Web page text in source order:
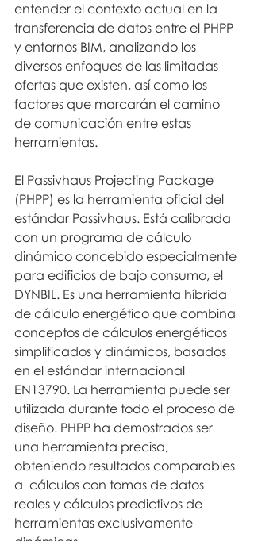
entender el contexto actual en la
transferencia de datos entre el PHPP
y entornos BIM, analizando los
diversos enfoques de las limitadas
ofertas que existen, así como los
factores que marcarán el camino
de comunicación entre estas
herramientas.
El Passivhaus Projecting Package
(PHPP) es la herramienta oficial del
estándar Passivhaus. Está calibrada
con un programa de cálculo
dinámico concebido especialmente
para edificios de bajo consumo, el
DYNBIL. Es una herramienta híbrida
de cálculo energético que combina
conceptos de cálculos energéticos
simplificados y dinámicos, basados
en el estándar internacional
EN13790. La herramienta puede ser
utilizada durante todo el proceso de
diseño. PHPP ha demostrados ser
una herramienta precisa,
obteniendo resultados comparables
a  cálculos con tomas de datos
reales y cálculos predictivos de
herramientas exclusivamente